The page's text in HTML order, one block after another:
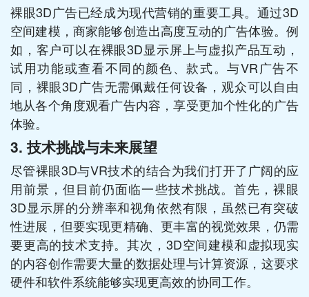
裸眼3D广告已经成为现代营销的重要工具。通过3D
空间建模，商家能够创造出高度互动的广告体验。例
如，客户可以在裸眼3D显示屏上与虚拟产品互动，
试用功能或查看不同的颜色、款式。与VR广告不
同，裸眼3D广告无需佩戴任何设备，观众可以自由
地从各个角度观看广告内容，享受更加个性化的广告
体验。
3.技术挑战与未来展望
尽管裸眼3D与VR技术的结合为我们打开了广阔的应
用前景，但目前仍面临一些技术挑战。首先，裸眼
3D显示屏的分辨率和视角依然有限，虽然已有突破
性进展，但要实现更精确、更丰富的视觉效果，仍需
要更高的技术支持。其次，3D空间建模和虚拟现实
的内容创作需要大量的数据处理与计算资源，这要求
硬件和软件系统能够实现更高效的协同工作。